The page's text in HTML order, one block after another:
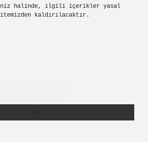
halinde, ilgili içerikler yasal
kaldırılacaktır.